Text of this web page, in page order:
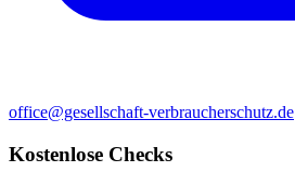
office@gesellschaft-verbraucherschutz.de
Kostenlose Checks